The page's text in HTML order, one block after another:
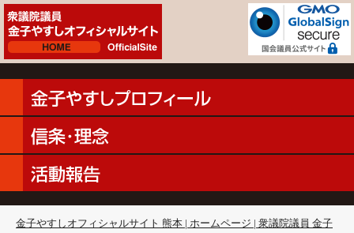
金子やすしオフィシャルサイト 熊本 | ホームページ | 衆議院議員 金子